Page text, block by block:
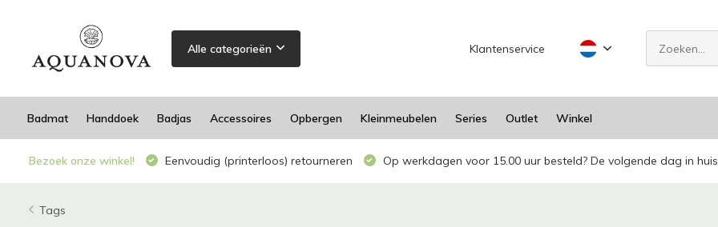
Alle categorieën Klantenservice
Badmat Handdoek Badjas Accessoires Opbergen Kleinmeubelen Series Outlet Winkel
Bezoek onze winkel! Eenvoudig (printerloos) retourneren Op werkdagen voor 15.00 uur besteld? De volgende dag in
Tags